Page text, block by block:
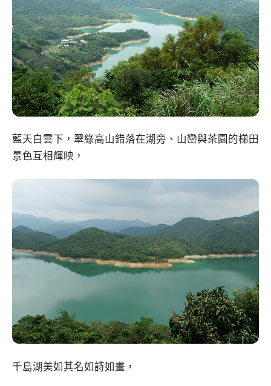
藍天白雲下，翠綠高山錯落在湖旁、山巒與茶園的梯田
景色互相輝映，
千島湖美如其名如詩如畫，